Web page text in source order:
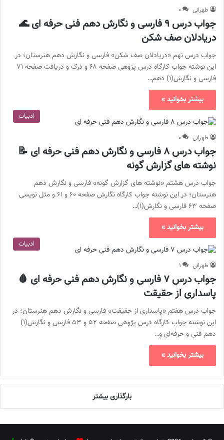
طهرانی ۰
جواب درس ۹ فارسی و نگارش دهم فنی حرفه ای 🌊
دریادلان صف شکن
جواب درس نهم «دریادلان صف شکن» فارسی و نگارش دهم هنرستان؛ در
این نوشته جواب کارگاه درس پژوهی صفحه ۶۸ و درک و دریافت صفحه ۷۱
فارسی و نگارش(۱) دهم…
بیشتر بخوانید »
ادبیات
طهرانی ۰
جواب درس ۸ فارسی و نگارش دهم فنی حرفه ای 📝
نوشته های گزارش گونه
جواب درس هشتم «نوشته های گزارش گونه» فارسی و نگارش دهم
هنرستان؛ در این نوشته جواب کارگاه نگارش صفحه ۶۰ و ۶۱ و مثل نویسی
صفحه ۶۳ فارسی و نگارش(۱)…
بیشتر بخوانید »
ادبیات
طهرانی ۱
جواب درس ۷ فارسی و نگارش دهم فنی حرفه ای 🩸
پاسداری از حقیقت
جواب درس هفتم «پاسداری از حقیقت» فارسی و نگارش دهم هنرستان؛ در
این نوشته جواب کارگاه درس پژوهی صفحه ۵۲ و ۵۳ فارسی و نگارش(۱)
دهم فنی و حرفه‌ای و…
بیشتر بخوانید »
بارگذاری بیشتر